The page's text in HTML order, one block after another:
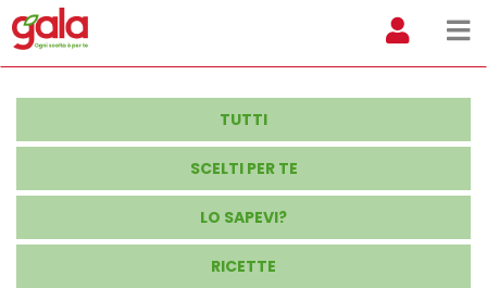
TUTTI
SCELTI PER TE
LO SAPEVI?
RICETTE